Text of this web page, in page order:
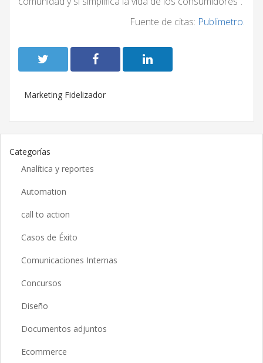
Fuente de citas: Publimetro.
Marketing Fidelizador
Categorías
Analítica y reportes
Automation
call to action
Casos de Éxito
Comunicaciones Internas
Concursos
Diseño
Documentos adjuntos
Ecommerce